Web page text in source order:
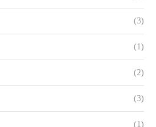
(3)
(1)
(2)
(3)
(1)